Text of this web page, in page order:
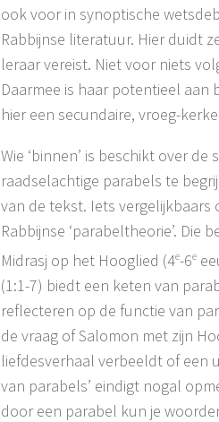
ook voor in synoptische
Rabbijnse literatuur. Hier duidt
leraar vereist. Niet voor niets
Daarmee is haar potentieel aan
hier een secundaire, vroeg-
Wie ‘binnen’ is beschikt over
raadselachtige parabels te
van de tekst. Iets vergelijkbaars
Rabbijnse ‘parabeltheorie’. Die
Midrasj op het Hooglied (4e-6e
(1:1-7) biedt een keten van
reflecteren op de functie van
de vraag of Salomon met zijn
liefdesverhaal verbeeldt of een
van parabels’ eindigt nogal
door een parabel kun je